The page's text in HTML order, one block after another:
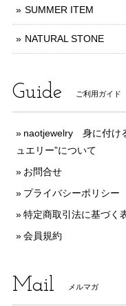
SUMMER ITEM
NATURAL STONE
Guide ご利用ガイド
naotjewelry 身に付け
ュエリー”について
お問合せ
プライバシーポリシー
特定商取引法に基づく
会員規約
Mail メルマガ